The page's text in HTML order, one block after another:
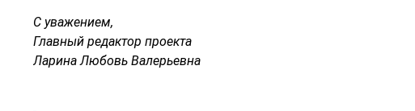
С уважением,
Главный редактор проекта
Ларина Любовь Валерьевна